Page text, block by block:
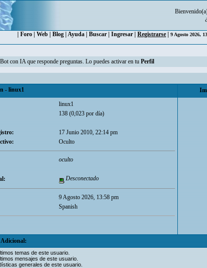
Foro Web Blog Ayuda Buscar Ingresar Registrarse 9 Agosto 2026,
con IA que responde preguntas. Lo puedes activar en tu Perfil
- linux1
linux1
138 (0,023 por día)
17 Junio 2010, 22:14 pm
Oculto
oculto
Desconectado
9 Agosto 2026, 13:58 pm
Spanish
temas de este usuario.
mensajes de este usuario.
generales de este usuario.